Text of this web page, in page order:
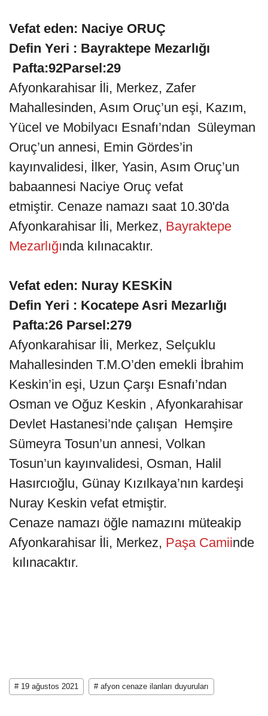
Vefat eden: Naciye ORUÇ
Defin Yeri : Bayraktepe Mezarlığı
Pafta:92Parsel:29
Afyonkarahisar İli, Merkez, Zafer
Mahallesinden, Asım Oruç’un eşi, Kazım,
Yücel ve Mobilyacı Esnafı’ndan Süleyman
Oruç’un annesi, Emin Gördes’in
kayınvalidesi, İlker, Yasin, Asım Oruç’un
babaannesi Naciye Oruç vefat
etmiştir. Cenaze namazı saat 10.30'da
Afyonkarahisar İli, Merkez, Bayraktepe
Mezarlığında kılınacaktır.
Vefat eden: Nuray KESKİN
Defin Yeri : Kocatepe Asri Mezarlığı
Pafta:26 Parsel:279
Afyonkarahisar İli, Merkez, Selçuklu
Mahallesinden T.M.O’den emekli İbrahim
Keskin’in eşi, Uzun Çarşı Esnafı’ndan
Osman ve Oğuz Keskin , Afyonkarahisar
Devlet Hastanesi’nde çalışan Hemşire
Sümeyra Tosun’un annesi, Volkan
Tosun’un kayınvalidesi, Osman, Halil
Hasırcıoğlu, Günay Kızılkaya’nın kardeşi
Nuray Keskin vefat etmiştir.
Cenaze namazı öğle namazını müteakip
Afyonkarahisar İli, Merkez, Paşa Camiinde
kılınacaktır.
# 19 ağustos 2021 # afyon cenaze ilanları duyuruları